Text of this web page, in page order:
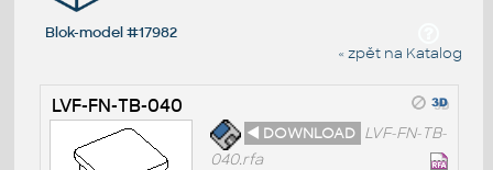
Blok-model #17982
« zpět na Katalog
LVF-FN-TB-040
◄ DOWNLOAD LVF-FN-TB-
040.rfa